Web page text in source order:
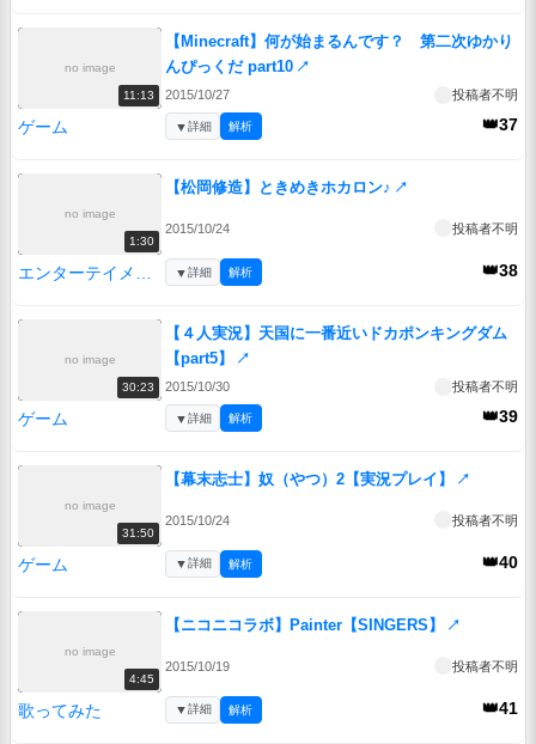
no image
11:13
【Minecraft】何が始まるんです？ 第二次ゆかり
んぴっくだ part10 ↗
2015/10/27 投稿者不明
ゲーム 👑37
▼詳細 解析
no image
1:30
【松岡修造】ときめきホカロン♪ ↗
2015/10/24 投稿者不明
👑38
▼詳細 解析
no image
30:23
【４人実況】天国に一番近いドカポンキングダム
【part5】
↗
2015/10/30 投稿者不明
ゲーム 👑39
▼詳細 解析
no image
31:50
【幕末志士】奴（やつ）2【実況プレイ】 ↗
2015/10/24 投稿者不明
ゲーム 👑40
▼詳細 解析
no image
4:45
【ニコニコラボ】Painter【SINGERS】 ↗
2015/10/19 投稿者不明
歌ってみた 👑41
▼詳細 解析